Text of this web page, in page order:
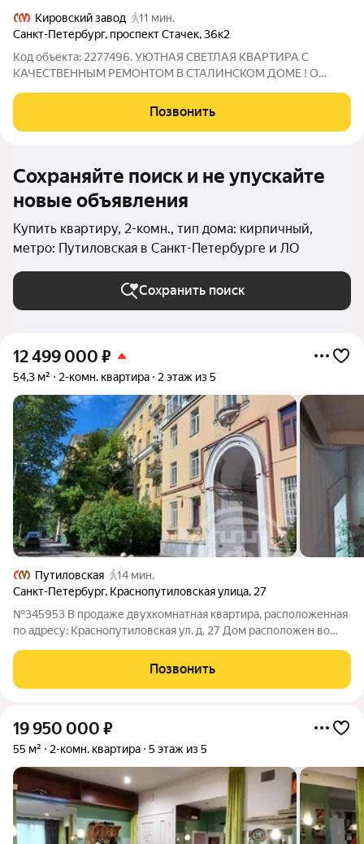
Кировский завод
11 мин.
Санкт-Петербург, проспект Стачек,36к2
Код объекта: 2277496. УЮТНАЯ СВЕТЛАЯ КВАРТИРА С
КАЧЕСТВЕННЫМ РЕМОНТОМ В СТАЛИНСКОМ ДОМЕ ! О
-Подходит под ЛЮБЫЕ виды оплат; -ПОЛНОЕ сопровождение
сделки. О КВАРТИРЕ: -Квартира с ДИЗАЙНЕРСКИМ
Позвонить
Сохраняйте поиск и не упускайте
новые объявления
Купить квартиру, 2-комн., тип дома: кирпичный,
метро: Путиловская в Санкт-Петербурге и ЛО
Сохранить поиск
12 499 000 ₽
54,3 м² 2-комн. квартира 2 этаж из 5
Путиловская
14 мин.
Санкт-Петербург, Краснопутиловская улица, 27
№345953 В продаже двухкомнатная квартира, расположенная
по адресу: Краснопутиловская ул. д. 27 Дом расположен во
3м. Квартира требует ремонта. Рядом вся развитая
инфраструктура: магазины,
Позвонить
19 950 000 ₽
55 м² 2-комн. квартира 5 этаж из 5